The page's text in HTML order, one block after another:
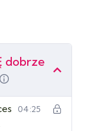
nowo.
klientem,
się kończyć
jeśli masz
dobrze
04:25